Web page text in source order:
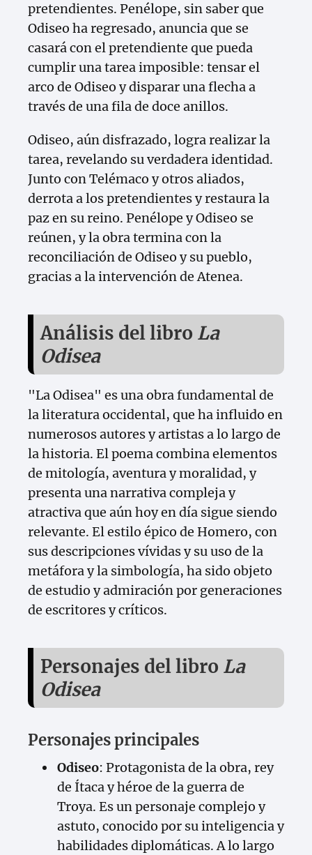
pretendientes. Penélope, sin saber que
Odiseo ha regresado, anuncia que se
casará con el pretendiente que pueda
cumplir una tarea imposible: tensar el
arco de Odiseo y disparar una flecha a
través de una fila de doce anillos.
Odiseo, aún disfrazado, logra realizar la
tarea, revelando su verdadera identidad.
Junto con Telémaco y otros aliados,
derrota a los pretendientes y restaura la
paz en su reino. Penélope y Odiseo se
reúnen, y la obra termina con la
reconciliación de Odiseo y su pueblo,
gracias a la intervención de Atenea.
Análisis del libro La
Odisea
"La Odisea" es una obra fundamental de
la literatura occidental, que ha influido en
numerosos autores y artistas a lo largo de
la historia. El poema combina elementos
de mitología, aventura y moralidad, y
presenta una narrativa compleja y
atractiva que aún hoy en día sigue siendo
relevante. El estilo épico de Homero, con
sus descripciones vívidas y su uso de la
metáfora y la simbología, ha sido objeto
de estudio y admiración por generaciones
de escritores y críticos.
Personajes del libro La
Odisea
Personajes principales
Odiseo: Protagonista de la obra, rey
de Ítaca y héroe de la guerra de
Troya. Es un personaje complejo y
astuto, conocido por su inteligencia y
habilidades diplomáticas. A lo largo